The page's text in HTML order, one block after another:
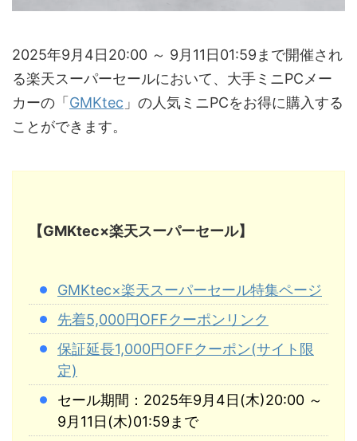
2025年9月4日20:00 ～ 9月11日01:59まで開催され
る楽天スーパーセールにおいて、大手ミニPCメー
カーの「 GMKtec 」の人気ミニPCをお得に購入する
ことができます。
【GMKtec×楽天スーパーセール】
GMKtec×楽天スーパーセール特集ページ
先着5,000円OFFクーポンリンク
保証延長1,000円OFFクーポン(サイト限
定)
セール期間：2025年9月4日(木)20:00 ～
9月11日(木)01:59まで